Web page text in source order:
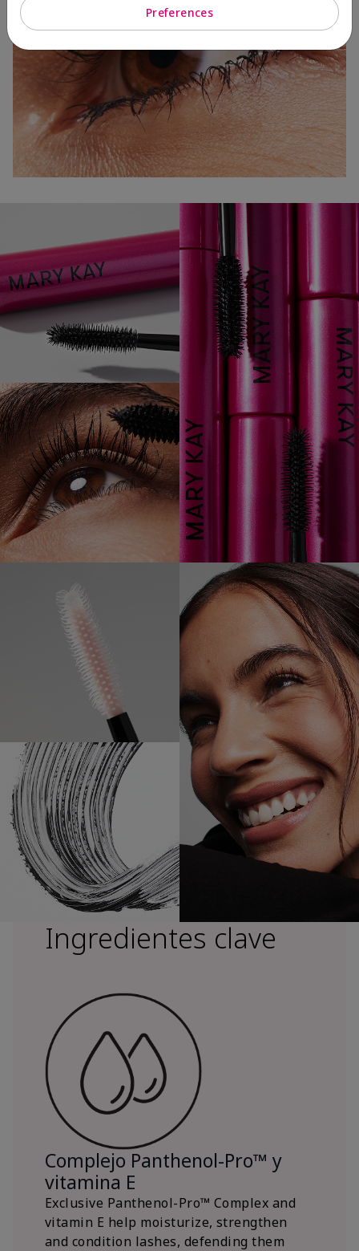
Ingredientes clave
Complejo Panthenol-Pro™ y
vitamina E
Exclusive Panthenol-Pro™ Complex and
vitamin E help moisturize, strengthen
and condition lashes, defending them
Preferences